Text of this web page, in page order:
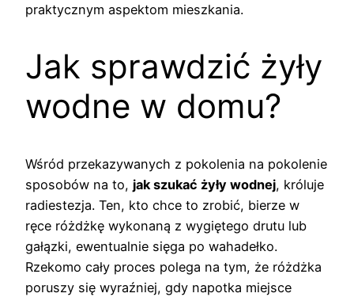
praktycznym aspektom mieszkania.
Jak sprawdzić żyły
wodne w domu?
Wśród przekazywanych z pokolenia na pokolenie
sposobów na to, jak szukać żyły wodnej, króluje
radiestezja. Ten, kto chce to zrobić, bierze w
ręce różdżkę wykonaną z wygiętego drutu lub
gałązki, ewentualnie sięga po wahadełko.
Rzekomo cały proces polega na tym, że różdżka
poruszy się wyraźniej, gdy napotka miejsce